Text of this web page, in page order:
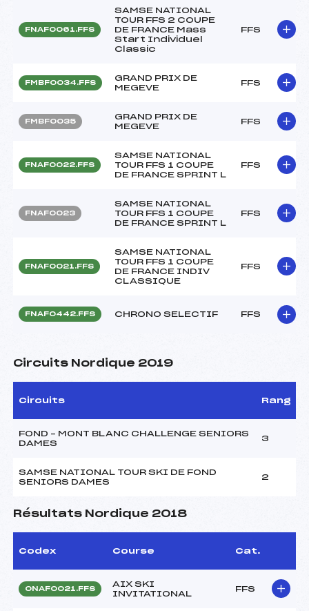
FNAF0061.FFS
SAMSE NATIONAL
TOUR FFS 2 COUPE
DE FRANCE Mass
Start Individuel
Classic
FFS
FMBF0034.FFS
GRAND PRIX DE
MEGEVE
FFS
FMBF0035
GRAND PRIX DE
MEGEVE
FFS
FNAF0022.FFS
SAMSE NATIONAL
TOUR FFS 1 COUPE
DE FRANCE SPRINT L
FFS
FNAF0023
SAMSE NATIONAL
TOUR FFS 1 COUPE
DE FRANCE SPRINT L
FFS
FNAF0021.FFS
SAMSE NATIONAL
TOUR FFS 1 COUPE
DE FRANCE INDIV
CLASSIQUE
FFS
FNAF0442.FFS CHRONO SELECTIF FFS
Circuits Nordique 2019
Circuits Rang
FOND – MONT BLANC CHALLENGE SENIORS
DAMES
3
SAMSE NATIONAL TOUR SKI DE FOND
SENIORS DAMES
2
Résultats Nordique 2018
Codex Course Cat.
ONAF0021.FFS
AIX SKI
INVITATIONAL
FFS